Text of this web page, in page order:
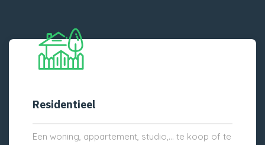
Residentieel
Een woning, appartement, studio,… te koop of te